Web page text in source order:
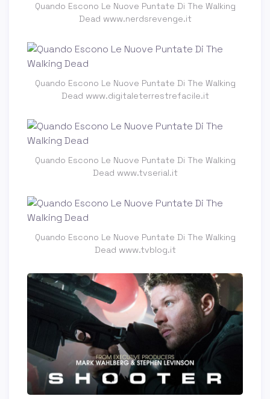
Quando Escono Le Nuove Puntate Di The Walking
Dead www.nerdsrevenge.it
Quando Escono Le Nuove Puntate Di The Walking
Dead www.digitaleterrestrefacile.it
Quando Escono Le Nuove Puntate Di The Walking
Dead www.tvserial.it
Quando Escono Le Nuove Puntate Di The Walking
Dead www.tvblog.it